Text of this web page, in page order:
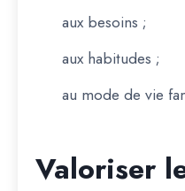
aux besoins ;
aux habitudes ;
au mode de vie
Valoriser